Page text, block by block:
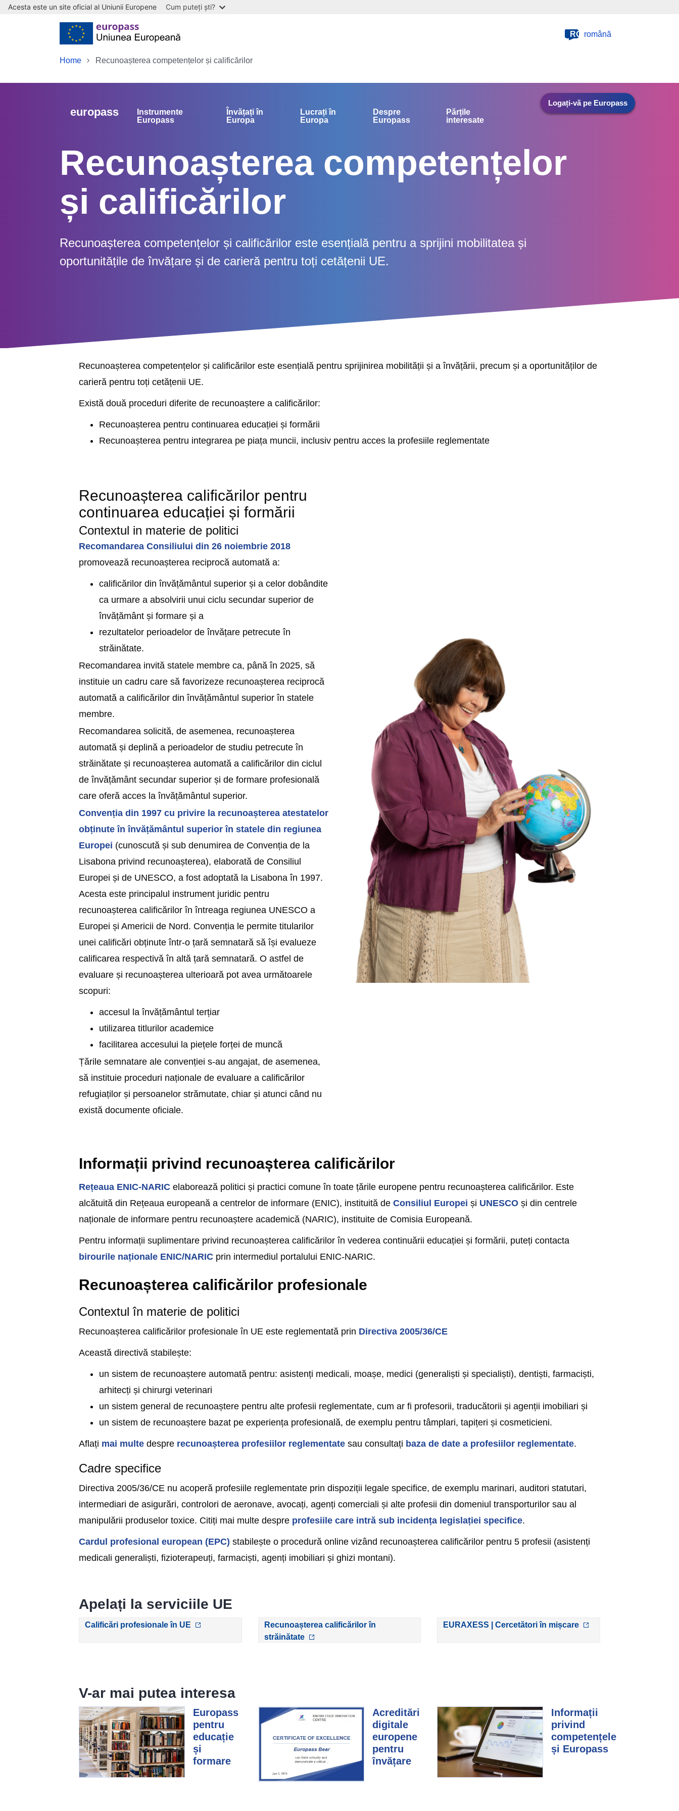
Skip to main content
Acesta este un site oficial al Uniunii Europene Cum puteți ști?
Home Recunoașterea competențelor și calificărilor
RO română
europass
Instrumente
Europass
Învățați în
Europa
Lucrați în
Europa
Despre
Europass
Părțile
interesate
Logați-vă pe Europass
Recunoașterea competențelor
și calificărilor
Recunoașterea competențelor și calificărilor este esențială pentru a sprijini mobilitatea și
oportunitățile de învățare și de carieră pentru toți cetățenii UE.
Recunoașterea competențelor și calificărilor este esențială pentru sprijinirea mobilității și a învățării, precum și a oportunităților de
carieră pentru toți cetățenii UE.
Există două proceduri diferite de recunoaștere a calificărilor:
Recunoașterea pentru continuarea educației și formării
Recunoașterea pentru integrarea pe piața muncii, inclusiv pentru acces la profesiile reglementate
Recunoașterea calificărilor pentru
continuarea educației și formării
Contextul in materie de politici
Recomandarea Consiliului din 26 noiembrie 2018
promovează recunoașterea reciprocă automată a:
calificărilor din învățământul superior și a celor dobândite
ca urmare a absolvirii unui ciclu secundar superior de
învățământ și formare și a
rezultatelor perioadelor de învățare petrecute în
străinătate.
Recomandarea invită statele membre ca, până în 2025, să
instituie un cadru care să favorizeze recunoașterea reciprocă
automată a calificărilor din învățământul superior în statele
membre.
Recomandarea solicită, de asemenea, recunoașterea
automată și deplină a perioadelor de studiu petrecute în
străinătate și recunoașterea automată a calificărilor din ciclul
de învățământ secundar superior și de formare profesională
care oferă acces la învățământul superior.
Convenția din 1997 cu privire la recunoașterea atestatelor
obținute în învățământul superior în statele din regiunea
Europei (cunoscută și sub denumirea de Convenția de la
Lisabona privind recunoașterea), elaborată de Consiliul
Europei și de UNESCO, a fost adoptată la Lisabona în 1997.
Acesta este principalul instrument juridic pentru
recunoașterea calificărilor în întreaga regiunea UNESCO a
Europei și Americii de Nord. Convenția le permite titularilor
unei calificări obținute într-o țară semnatară să își evalueze
calificarea respectivă în altă țară semnatară. O astfel de
evaluare și recunoașterea ulterioară pot avea următoarele
scopuri:
accesul la învățământul terțiar
utilizarea titlurilor academice
facilitarea accesului la piețele forței de muncă
Țările semnatare ale convenției s-au angajat, de asemenea,
să instituie proceduri naționale de evaluare a calificărilor
refugiaților și persoanelor strămutate, chiar și atunci când nu
există documente oficiale.
Informații privind recunoașterea calificărilor
Rețeaua ENIC-NARIC elaborează politici și practici comune în toate țările europene pentru recunoașterea calificărilor. Este
alcătuită din Rețeaua europeană a centrelor de informare (ENIC), instituită deConsiliul Europei și UNESCO și din centrele
naționale de informare pentru recunoaștere academică (NARIC), instituite de Comisia Europeană.
Pentru informații suplimentare privind recunoașterea calificărilor în vederea continuării educației și formării, puteți contacta
birourile naționale ENIC/NARIC prin intermediul portalului ENIC-NARIC.
Recunoașterea calificărilor profesionale
Contextul în materie de politici
Recunoașterea calificărilor profesionale în UE este reglementată prin Directiva 2005/36/CE
Această directivă stabilește:
un sistem de recunoaștere automată pentru: asistenți medicali, moașe, medici (generaliști și specialiști), dentiști, farmaciști,
arhitecți și chirurgi veterinari
un sistem general de recunoaștere pentru alte profesii reglementate, cum ar fi profesorii, traducătorii și agenții imobiliari și
un sistem de recunoaștere bazat pe experiența profesională, de exemplu pentru tâmplari, tapițeri și cosmeticieni.
Aflați mai multe despre recunoașterea profesiilor reglementate sau consultați baza de date a profesiilor reglementate.
Cadre specifice
Directiva 2005/36/CE nu acoperă profesiile reglementate prin dispoziții legale specifice, de exemplu marinari, auditori statutari,
intermediari de asigurări, controlori de aeronave, avocați, agenți comerciali și alte profesii din domeniul transporturilor sau al
manipulării produselor toxice. Citiți mai multe despre profesiile care intră sub incidența legislației specifice.
Cardul profesional european (EPC) stabilește o procedură online vizând recunoașterea calificărilor pentru 5 profesii (asistenți
medicali generaliști, fizioterapeuți, farmaciști, agenți imobiliari și ghizi montani).
Apelați la serviciile UE
Calificări profesionale în UE
Recunoașterea calificărilor în
străinătate
EURAXESS | Cercetători în mișcare
V-ar mai putea interesa
Europass
pentru
educație
și
formare
Acreditări
digitale
europene
pentru
învățare
Informații
privind
competențele
și Europass